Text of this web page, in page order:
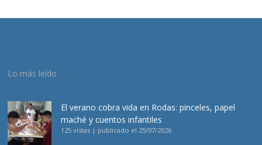
Lo más leído
El verano cobra vida en Rodas: pinceles, papel
maché y cuentos infantiles
125 vistas | publicado el 25/07/2026